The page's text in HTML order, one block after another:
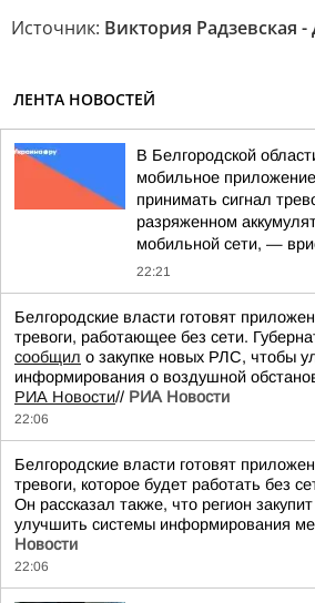
Источник: Виктория Радзевская
ЛЕНТА НОВОСТЕЙ
В Белгородской
мобильное
принимать сигнал
разряженном
мобильной сети, —
22:21
Белгородские власти готовят
тревоги, работающее без сети.
сообщил о закупке новых РЛС, чтобы
информирования о воздушной
РИА Новости// РИА Новости
22:06
Белгородские власти готовят
тревоги, которое будет работать без
Он рассказал также, что регион
улучшить системы информирования
Новости
22:06